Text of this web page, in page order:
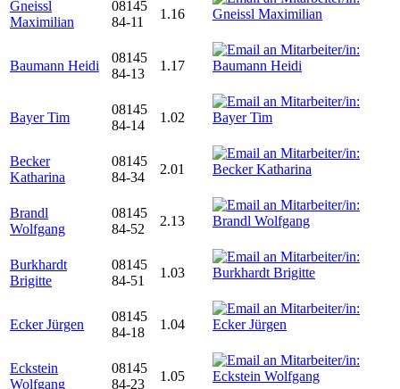
Gneissl
Maximilian
08145
84-11
1.16
Baumann Heidi
08145
84-13
1.17
Bayer Tim
08145
84-14
1.02
Becker
Katharina
08145
84-34
2.01
Brandl
Wolfgang
08145
84-52
2.13
Burkhardt
Brigitte
08145
84-51
1.03
Ecker Jürgen
08145
84-18
1.04
Eckstein
Wolfgang
08145
84-23
1.05